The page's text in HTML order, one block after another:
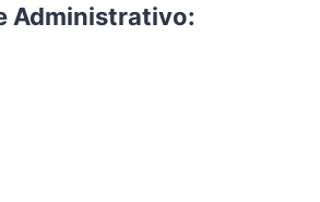
Administrativo: